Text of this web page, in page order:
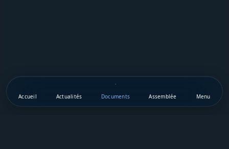
Accueil Actualités Documents Assemblée Menu